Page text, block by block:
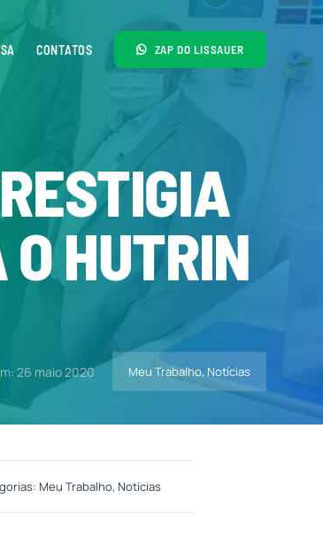
CONTATOS ZAP DO LISSAUER
HUTRIN
26 maio 2020 Meu Trabalho, Notícias
Meu Trabalho, Notícias